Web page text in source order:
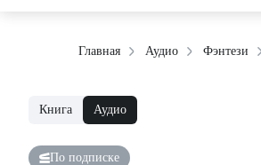
Главная Аудио Фэнтези
Книга Аудио
По подписке